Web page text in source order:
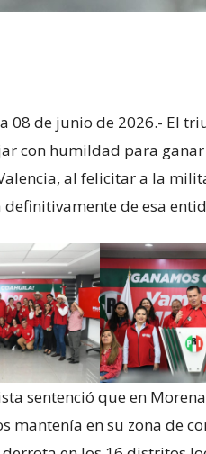
08 de junio de 2026.- El
con humildad para
al felicitar a la
definitivamente de esa
sentenció que en
mantenía en su zona de